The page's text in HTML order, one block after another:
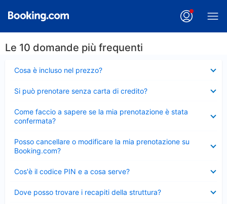
Le 10 domande più frequenti
Cosa è incluso nel prezzo?
chiuso
Si può prenotare senza carta di credito?
chiuso
Come faccio a sapere se la mia prenotazione è stata
confermata?
chiuso
Posso cancellare o modificare la mia prenotazione su
Booking.com?
chiuso
Cos'è il codice PIN e a cosa serve?
chiuso
Dove posso trovare i recapiti della struttura?
chiuso